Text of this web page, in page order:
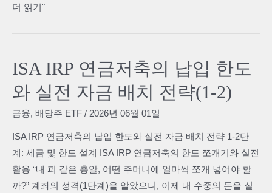
ISA
저
축
담
을
인
생
종
더 읽기"
ISA IRP 연금저축의 납입 한도
와 실전 자금 배치 전략(1-2)
금융, 배당주 ETF / 2026년 06월 01일
ISA IRP 연금저축의 납입 한도와 실전 자금 배치 전략 1-2단
계: 세금 및 한도 설계 ISA IRP 연금저축의 한도 쪼개기와 실전
활용 “내 피 같은 총알, 어떤 주머니에 얼마씩 쪼개 넣어야 할
까?” 계좌의 성격(1단계)을 알았으니, 이제 내 수중의 돈을 실